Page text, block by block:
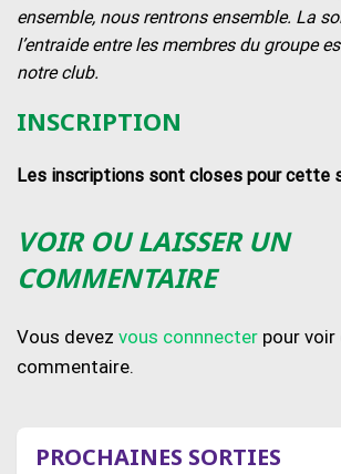
ensemble, nous rentrons ensemble. La
l’entraide entre les membres du groupe
notre club.
INSCRIPTION
Les inscriptions sont closes pour cette
VOIR OU LAISSER UN
COMMENTAIRE
Vous devez vous connnecter pour voir
commentaire.
PROCHAINES SORTIES